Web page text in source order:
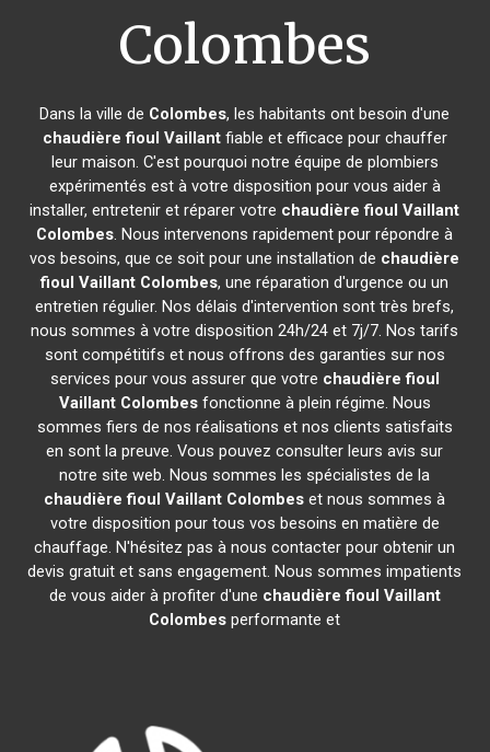
Colombes
Dans la ville de Colombes, les habitants ont besoin d'une
chaudière fioul Vaillantfiable et efficace pour chauffer
leur maison. C'est pourquoi notre équipe de plombiers
expérimentés est à votre disposition pour vous aider à
installer, entretenir et réparer votre chaudière fioul Vaillant
Colombes. Nous intervenons rapidement pour répondre à
vos besoins, que ce soit pour une installation de chaudière
fioul Vaillant Colombes, une réparation d'urgence ou un
entretien régulier. Nos délais d'intervention sont très brefs,
nous sommes à votre disposition 24h/24 et 7j/7. Nos tarifs
sont compétitifs et nous offrons des garanties sur nos
services pour vous assurer que votre chaudière fioul
Vaillant Colombesfonctionne à plein régime. Nous
sommes fiers de nos réalisations et nos clients satisfaits
en sont la preuve. Vous pouvez consulter leurs avis sur
notre site web. Nous sommes les spécialistes de la
chaudière fioul Vaillant Colombes et nous sommes à
votre disposition pour tous vos besoins en matière de
chauffage. N'hésitez pas à nous contacter pour obtenir un
devis gratuit et sans engagement. Nous sommes impatients
de vous aider à profiter d'une chaudière fioul Vaillant
Colombes performante et